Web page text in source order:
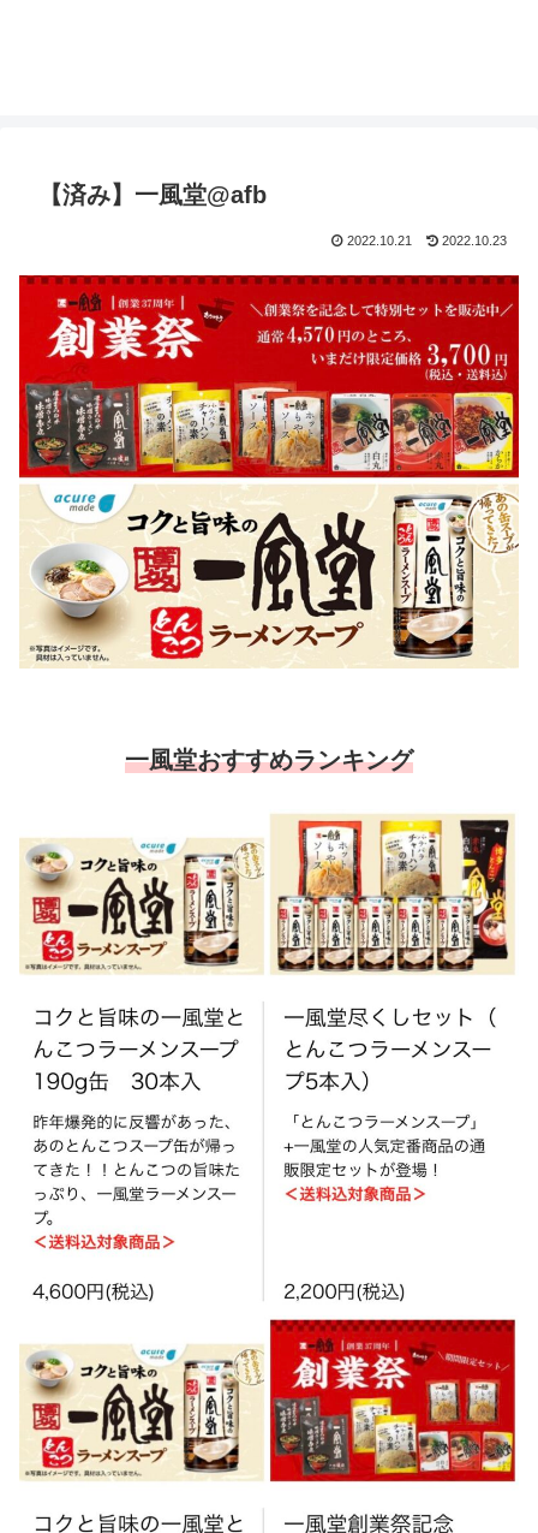
【済み】一風堂@afb
2022.10.21 2022.10.23
一風堂おすすめランキング